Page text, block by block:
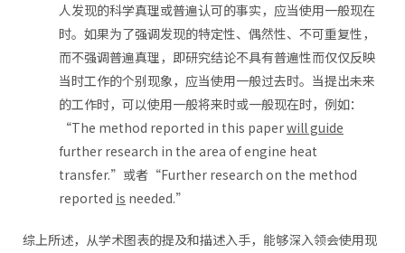
人发现的科学真理或普遍认可的事实，应当使用一般现在
时。如果为了强调发现的特定性、偶然性、不可重复性，
而不强调普遍真理，即研究结论不具有普遍性而仅仅反映
当时工作的个别现象，应当使用一般过去时。当提出未来
的工作时，可以使用一般将来时或一般现在时，例如：
“The method reported in this paperwill guide
further research in the area of engine heat
transfer.”或者“Further research on the method
reported is needed.”
综上所述，从学术图表的提及和描述入手，能够深入领会使用现